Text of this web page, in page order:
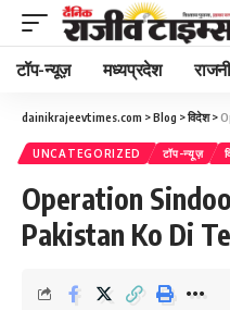
टॉप-न्यूज़ मध्यप्रदेश
dainikrajeevtimes.com >Blog >विदेश>
UNCATEGORIZED टॉप-न्यूज़
Operation
Pakistan Ko Di